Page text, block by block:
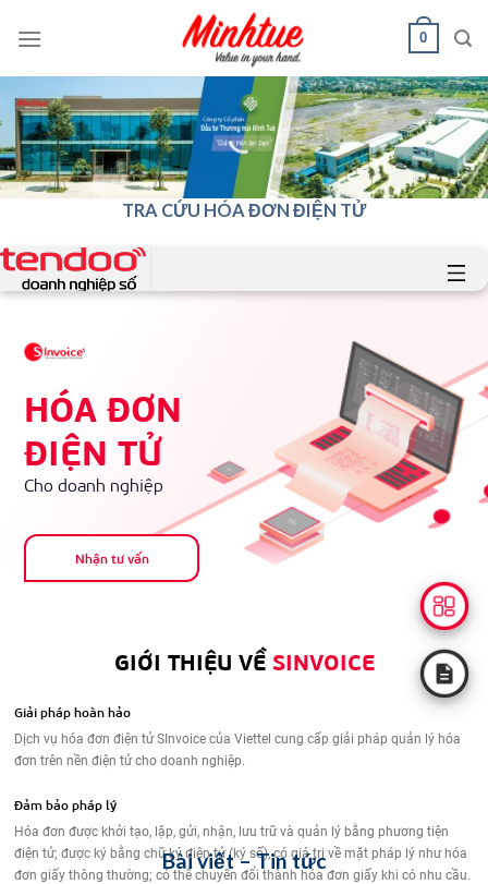
đến
dung
0
TRA CỨU HÓA ĐƠN ĐIỆN TỬ
Bài viết – Tin tức